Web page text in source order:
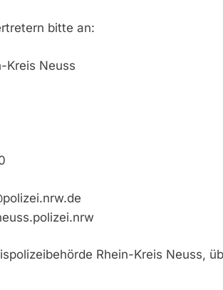
bitte an:
Kreis Neuss
Rhein-Kreis Neuss,